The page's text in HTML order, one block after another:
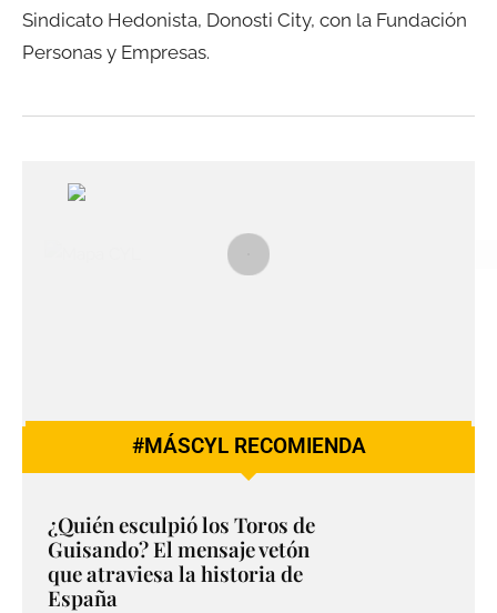
Sindicato Hedonista, Donosti City, con la Fundación
Personas y Empresas.
#MÁSCYL RECOMIENDA
¿Quién esculpió los Toros de
Guisando? El mensaje vetón
que atraviesa la historia de
España